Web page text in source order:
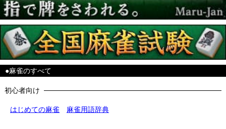
●麻雀のすべて
初心者向け
はじめての麻雀 麻雀用語辞典